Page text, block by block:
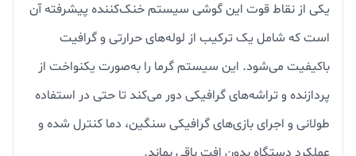
یکی از نقاط قوت این گوشی سیستم خنک‌کننده پیشرفته آن
است که شامل یک ترکیب از لوله‌های حرارتی و گرافیت
باکیفیت می‌شود. این سیستم گرما را به‌صورت یکنواخت از
پردازنده و تراشه‌های گرافیکی دور می‌کند تا حتی در استفاده
طولانی و اجرای بازی‌های گرافیکی سنگین، دما کنترل شده و